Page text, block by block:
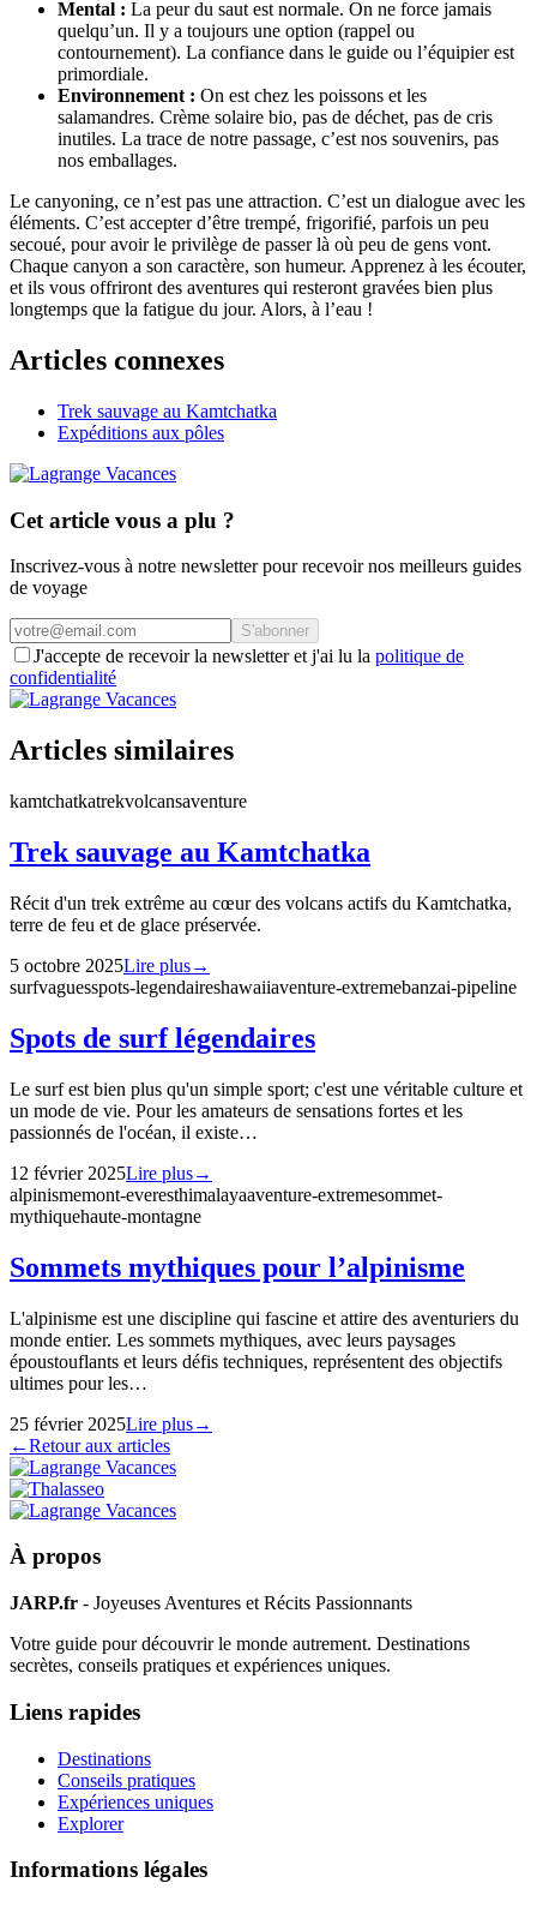
Mental : La peur du saut est normale. On ne force jamais
quelqu’un. Il y a toujours une option (rappel ou
contournement). La confiance dans le guide ou l’équipier est
primordiale.
Environnement : On est chez les poissons et les
salamandres. Crème solaire bio, pas de déchet, pas de cris
inutiles. La trace de notre passage, c’est nos souvenirs, pas
nos emballages.
Le canyoning, ce n’est pas une attraction. C’est un dialogue avec les
éléments. C’est accepter d’être trempé, frigorifié, parfois un peu
secoué, pour avoir le privilège de passer là où peu de gens vont.
Chaque canyon a son caractère, son humeur. Apprenez à les écouter,
et ils vous offriront des aventures qui resteront gravées bien plus
longtemps que la fatigue du jour. Alors, à l’eau !
Articles connexes
Trek sauvage au Kamtchatka
Expéditions aux pôles
Cet article vous a plu ?
Inscrivez-vous à notre newsletter pour recevoir nos meilleurs guides
de voyage
S'abonner
J'accepte de recevoir la newsletter et j'ai lu la politique de
confidentialité
Articles similaires
kamtchatkatrekvolcansaventure
Trek sauvage au Kamtchatka
Récit d'un trek extrême au cœur des volcans actifs du Kamtchatka,
terre de feu et de glace préservée.
5 octobre 2025Lire plus→
surfvaguesspots-legendaireshawaiiaventure-extremebanzai-pipeline
Spots de surf légendaires
Le surf est bien plus qu'un simple sport; c'est une véritable culture et
un mode de vie. Pour les amateurs de sensations fortes et les
passionnés de l'océan, il existe…
12 février 2025Lire plus→
alpinismemont-everesthimalayaaventure-extremesommet-
mythiquehaute-montagne
Sommets mythiques pour l’alpinisme
L'alpinisme est une discipline qui fascine et attire des aventuriers du
monde entier. Les sommets mythiques, avec leurs paysages
époustouflants et leurs défis techniques, représentent des objectifs
ultimes pour les…
25 février 2025Lire plus→
←Retour aux articles
À propos
JARP.fr - Joyeuses Aventures et Récits Passionnants
Votre guide pour découvrir le monde autrement. Destinations
secrètes, conseils pratiques et expériences uniques.
Liens rapides
Destinations
Conseils pratiques
Expériences uniques
Explorer
Informations légales